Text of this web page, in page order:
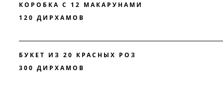
КОРОБКА С 12 МАКАРУНАМИ
120 ДИРХАМОВ
БУКЕТ ИЗ 20 КРАСНЫХ РОЗ
300 ДИРХАМОВ